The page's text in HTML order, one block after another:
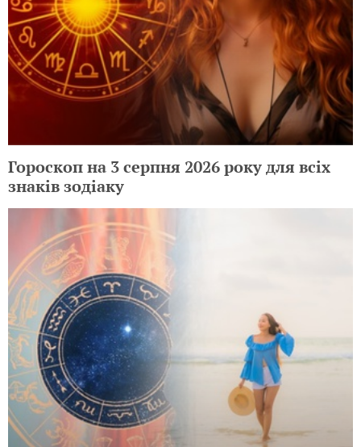
Гороскоп на 3 серпня 2026 року для всіх
знаків зодіаку